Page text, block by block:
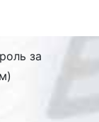
за